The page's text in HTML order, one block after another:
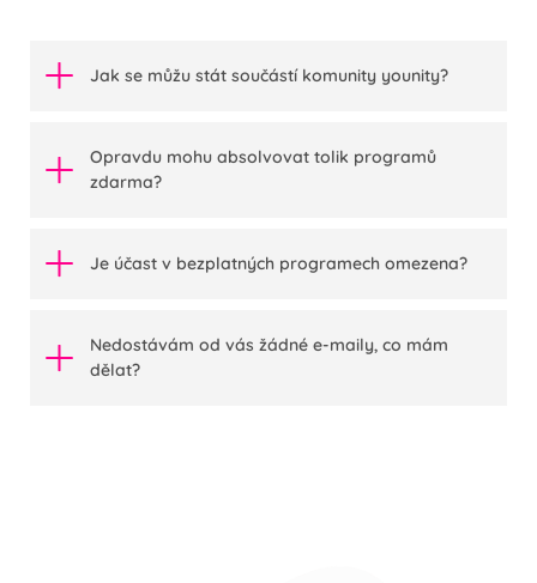
Jak se můžu stát součástí komunity younity?
Opravdu mohu absolvovat tolik programů
zdarma?
Je účast v bezplatných programech omezena?
Nedostávám od vás žádné e-maily, co mám
dělat?